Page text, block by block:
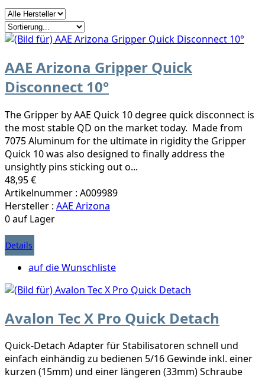
AAE Arizona Gripper Quick
Disconnect 10°
The Gripper by AAE Quick 10 degree quick disconnect is
the most stable QD on the market today. Made from
7075 Aluminum for the ultimate in rigidity the Gripper
Quick 10 was also designed to finally address the
unsightly pins sticking out o...
48,95 €
Artikelnummer : A009989
Hersteller : AAE Arizona
0 auf Lager
Details
auf die Wunschliste
Avalon Tec X Pro Quick Detach
Quick-Detach Adapter für Stabilisatoren schnell und
einfach einhändig zu bedienen 5/16 Gewinde inkl. einer
kurzen (15mm) und einer längeren (33mm) Schraube